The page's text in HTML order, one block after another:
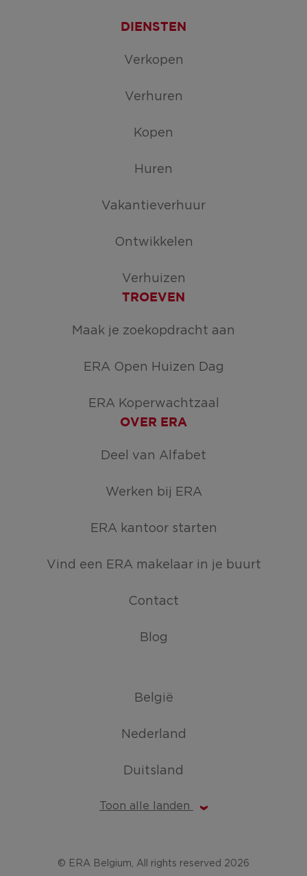
DIENSTEN
Verkopen
Verhuren
Kopen
Huren
Vakantieverhuur
Ontwikkelen
Verhuizen
TROEVEN
Maak je zoekopdracht aan
ERA Open Huizen Dag
ERA Koperwachtzaal
OVER ERA
Deel van Alfabet
Werken bij ERA
ERA kantoor starten
Vind een ERA makelaar in je buurt
Contact
Blog
België
Nederland
Duitsland
Toon alle landen
© ERA Belgium, All rights reserved 2026